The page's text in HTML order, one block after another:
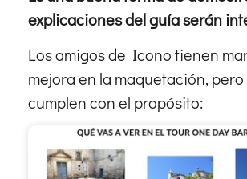
explicaciones del guía serán
Los amigos de Icono tienen
mejora en la maquetación,
cumplen con el propósito: